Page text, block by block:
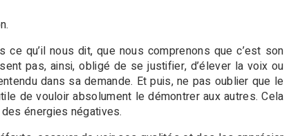
qu’il nous dit, que nous comprenons que c’est son
pas, ainsi, obligé de se justifier, d’élever la voix ou
dans sa demande. Et puis, ne pas oublier que le
de vouloir absolument le démontrer aux autres. Cela
énergies négatives.